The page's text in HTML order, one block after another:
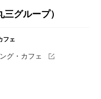
グループ）
フェ
グ・カフェ